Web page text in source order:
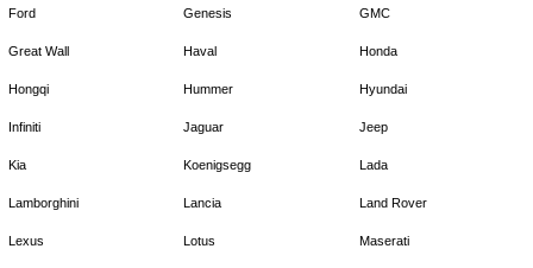
Ford Genesis GMC
Great Wall Haval Honda
Hongqi Hummer Hyundai
Infiniti Jaguar Jeep
Kia Koenigsegg Lada
Lamborghini Lancia Land Rover
Lexus Lotus Maserati